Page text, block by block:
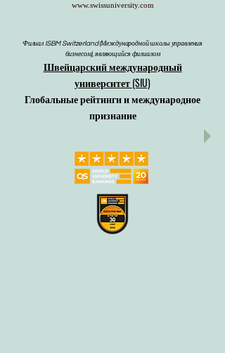
www.swissuniversity.com
Филиал ISBM Switzerland (Международной школы управления
бизнесом), являющийся филиалом
Швейцарский международный
университет (SIU)
Глобальные рейтинги и международное
признание